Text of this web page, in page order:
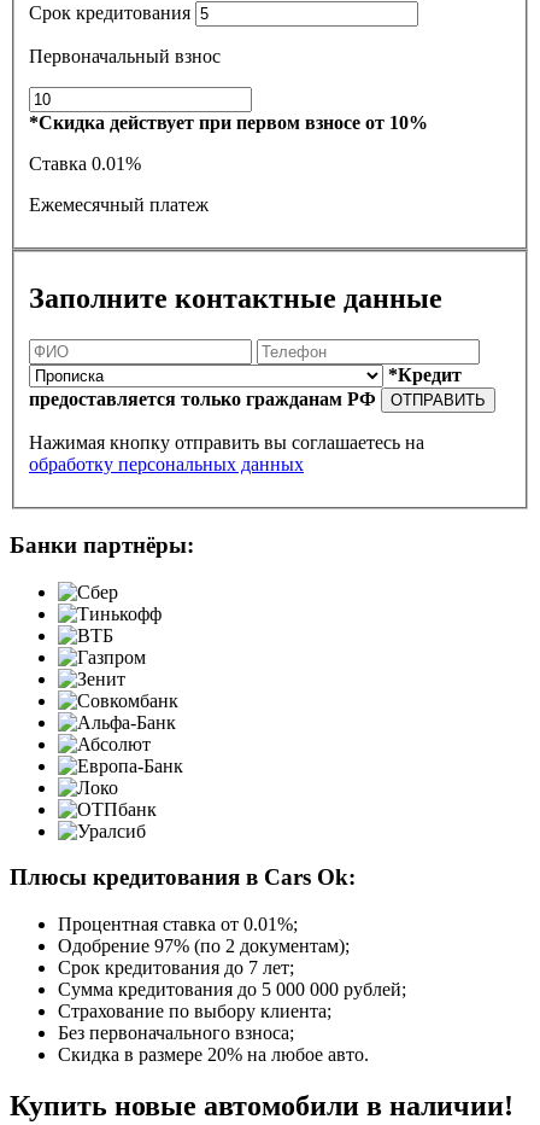
Срок кредитования
Первоначальный взнос
*Скидка действует при первом взносе от 10%
Ставка 0.01%
Ежемесячный платеж
Заполните контактные данные
*Кредит
предоставляется только гражданам РФ
ОТПРАВИТЬ
Нажимая кнопку отправить вы соглашаетесь на
обработку персональных данных
Банки партнёры:
Плюсы кредитования в Cars Ok:
Процентная ставка от 0.01%;
Одобрение 97% (по 2 документам);
Срок кредитования до 7 лет;
Сумма кредитования до 5 000 000 рублей;
Страхование по выбору клиента;
Без первоначального взноса;
Скидка в размере 20% на любое авто.
Купить новые автомобили в наличии!